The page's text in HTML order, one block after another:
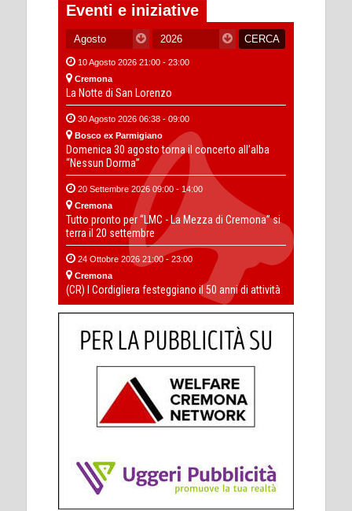
Eventi e iniziative
10 Agosto 2026 21:00 - 23:00
Cremona
La Notte di San Lorenzo
30 Agosto 2026 06:38 - 09:00
Bosco ex Parmigiano
Domenica 30 agosto torna il concerto all’alba
“Nessun Dorma”
20 Settembre 2026 09:00 - 14:00
Cremona
Tutto pronto per “LMC - La Mezza di Cremona” si
terra il 20 settembre
24 Ottobre 2026 21:00 - 23:00
Cremona
(CR) I Cordigliera festeggiano il 50 anni di attività